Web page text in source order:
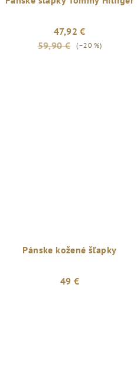
47,92 €
59,90 €
(–20 %)
Pánske kožené šľapky
49 €